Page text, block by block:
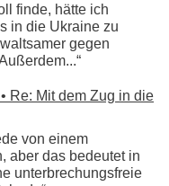
finde, hätte ich
in die Ukraine zu
gegen
Re: Mit dem Zug in die
von einem
aber das bedeutet in
unterbrechungsfreie